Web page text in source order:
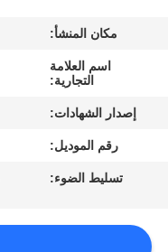
جولة
المعمل
رقابة
مكان المنشأ:
اسم العلامة
التجارية:
إصدار الشهادات:
رقم الموديل:
تسليط الضوء: